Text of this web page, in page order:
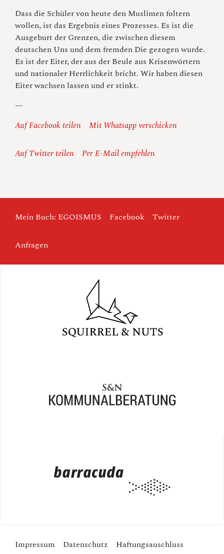
Dass die Schüler von heute den Muslimen foltern
wollen, ist das Ergebnis eines Prozesses. Es ist die
Ausgeburt der Grenzen, die zwischen diesem
deutschen Uns und dem fremden Die gezogen wurde.
Es ist der Eiter, der aus der Beule aus Krisenwörtern
und nationaler Herrlichkeit bricht. Wir haben diesen
Eiter wachsen lassen und er stinkt.
—
Auf Facebook teilen
Mit Whatsapp verschicken
Auf Twitter teilen Per E-Mail empfehlen
Mein Buch: EGOISMUS Facebook Twitter
Anfragen
Impressum Datenschutz Haftungsauschluss